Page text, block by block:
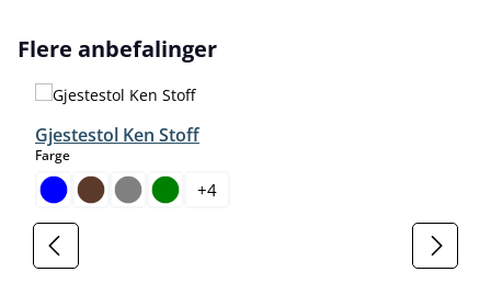
Hopp over produktgalleri
Flere anbefalinger
Gjestestol Ken Stoff
Fargeselect
+4